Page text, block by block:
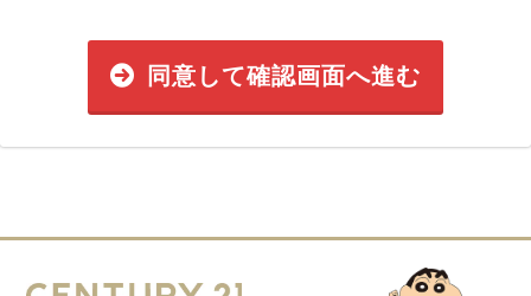
同意して確認画面へ進む